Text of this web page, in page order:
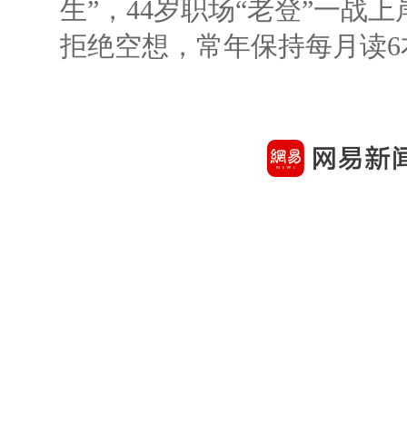
生”，44岁职场“老登”一战上
拒绝空想，常年保持每月读